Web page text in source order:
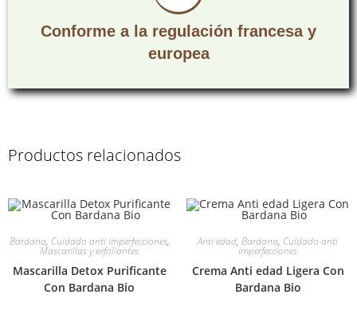
Conforme a la regulación francesa y
europea
Productos relacionados
Bardana, Cuidado anti imperfecciones,
Mascarillas y exfoliantes
Mascarilla Detox Purificante
Con Bardana Bio
Anti edad, Bardana, Cuidado anti
imperfecciones
Crema Anti edad Ligera Con
Bardana Bio